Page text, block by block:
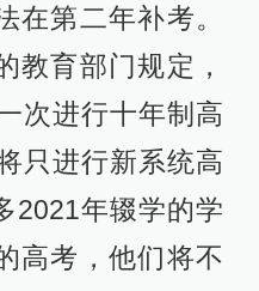
在第二年补考。
教育部门规定，
次进行十年制高
只进行新系统高
2021年辍学的学
高考，他们将不